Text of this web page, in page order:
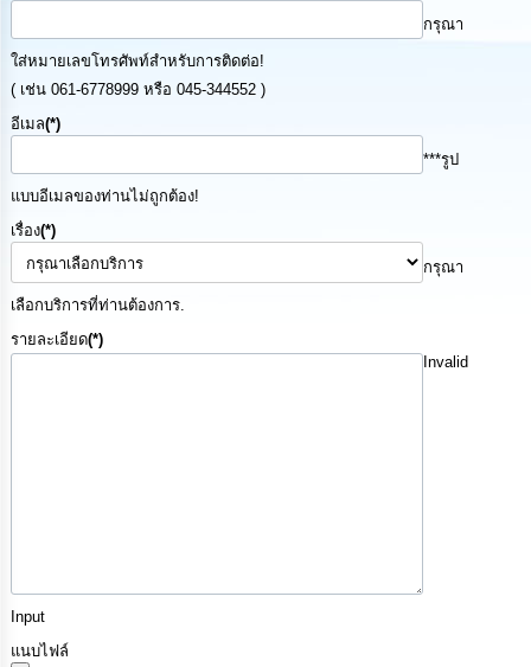
การ
เงิน
การ
นโยบาย
No
Gift
Policy
การ
ดำเนิน
การ
เพื่อ
ความ
โปร่งใส
กรุณา
ใส่หมายเลขโทรศัพท์สำหรับการติดต่อ!
( เช่น 061-6778999 หรือ 045-344552 )
อีเมล(*)
***รูป
แบบอีเมลของท่านไม่ถูกต้อง!
เรื่อง(*)
กรุณา
เลือกบริการที่ท่านต้องการ.
รายละเอียด(*)
Invalid
Input
แนบไฟล์